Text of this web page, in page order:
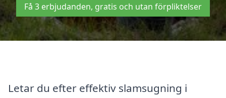
Få 3 erbjudanden, gratis och utan förpliktelser
Letar du efter effektiv slamsugning i